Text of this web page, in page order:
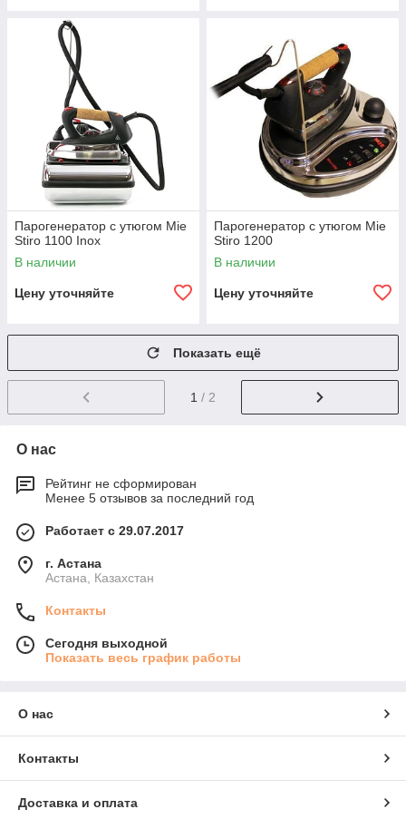
Парогенератор с утюгом Mie
Stiro 1100 Inox
В наличии
Цену уточняйте
Парогенератор с утюгом Mie
Stiro 1200
В наличии
Цену уточняйте
Показать ещё
1 / 2
О нас
Рейтинг не сформирован
Менее 5 отзывов за последний год
Работает с 29.07.2017
г. Астана
Астана, Казахстан
Контакты
Сегодня выходной
Показать весь график работы
О нас
Контакты
Доставка и оплата